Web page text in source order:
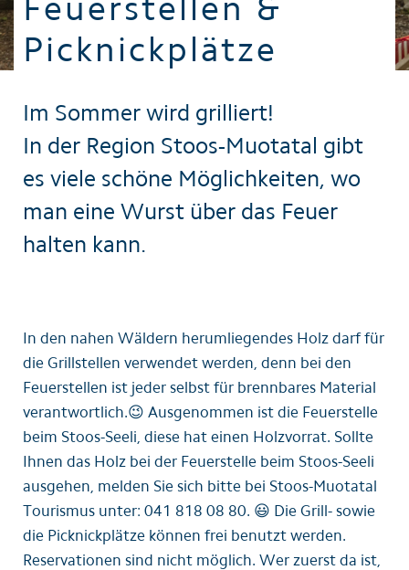
Picknickplätze
Im Sommer wird grilliert!
In der Region Stoos-Muotatal gibt
es viele schöne Möglichkeiten, wo
man eine Wurst über das Feuer
halten kann.
In den nahen Wäldern herumliegendes Holz darf für
die Grillstellen verwendet werden, denn bei den
Feuerstellen ist jeder selbst für brennbares Material
verantwortlich.😉 Ausgenommen ist die Feuerstelle
beim Stoos-Seeli, diese hat einen Holzvorrat. Sollte
Ihnen das Holz bei der Feuerstelle beim Stoos-Seeli
ausgehen, melden Sie sich bitte bei Stoos-Muotatal
Tourismus unter: 041 818 08 80. 😃 Die Grill- sowie
die Picknickplätze können frei benutzt werden.
Reservationen sind nicht möglich. Wer zuerst da ist,